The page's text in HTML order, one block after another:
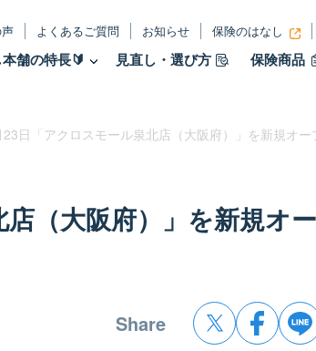
よくあるご質問 お知らせ 保険のはなし
舗の特長🔰 見直し・選び方 保険商品
日「アクロスモール泉北店（大阪府）」を新規オー
（大阪府）」を新規オ
Share